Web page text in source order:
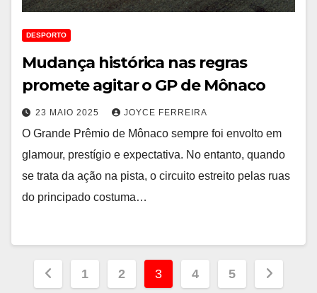
DESPORTO
Mudança histórica nas regras
promete agitar o GP de Mônaco
23 MAIO 2025 JOYCE FERREIRA
O Grande Prêmio de Mônaco sempre foi envolto em
glamour, prestígio e expectativa. No entanto, quando
se trata da ação na pista, o circuito estreito pelas ruas
do principado costuma…
Paginação
1 2 3 4 5